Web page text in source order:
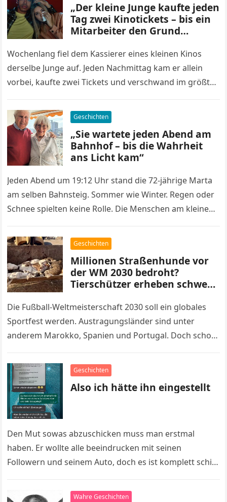
„Der kleine Junge kaufte jeden
Tag zwei Kinotickets – bis ein
Mitarbeiter den Grund
Wochenlang fiel dem Kassierer eines kleinen Kinos
derselbe Junge auf. Jeden Nachmittag kam er allein
vorbei, kaufte zwei Tickets und verschwand im größten
Geschichten
„Sie wartete jeden Abend am
Bahnhof – bis die Wahrheit
ans Licht kam“
Jeden Abend um 19:12 Uhr stand die 72-jährige Marta
am selben Bahnsteig. Sommer wie Winter. Regen oder
Schnee spielten keine Rolle. Die Menschen am kleinen
Geschichten
Millionen Straßenhunde vor
der WM 2030 bedroht?
Tierschützer erheben schwere
Die Fußball-Weltmeisterschaft 2030 soll ein globales
Sportfest werden. Austragungsländer sind unter
anderem Marokko, Spanien und Portugal. Doch schon
aus Marokko…
Geschichten
Also ich hätte ihn eingestellt
Den Mut sowas abzuschicken muss man erstmal
haben. Er wollte alle beeindrucken mit seinen
Followern und seinem Auto, doch es ist komplett schief
Wahre Geschichten